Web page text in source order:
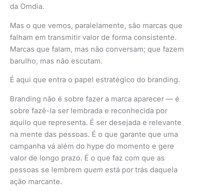
da Omdia.
Mas o que vemos, paralelamente, são marcas que
falham em transmitir valor de forma consistente.
Marcas que falam, mas não conversam; que fazem
barulho, mas não escutam.
É aqui que entra o papel estratégico do branding.
Branding não é sobre fazer a marca aparecer — é
sobre fazê-la ser lembrada e reconhecida por
aquilo que representa. É ser desejada e relevante
na mente das pessoas. É o que garante que uma
campanha vá além do hype do momento e gere
valor de longo prazo. É o que faz com que as
pessoas se lembrem quem está por trás daquela
ação marcante.